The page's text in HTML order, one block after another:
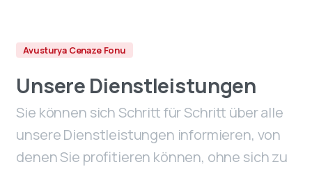
Avusturya Cenaze Fonu
Unsere Dienstleistungen
Sie können sich Schritt für Schritt über alle
unsere Dienstleistungen informieren, von
denen Sie profitieren können, ohne sich zu